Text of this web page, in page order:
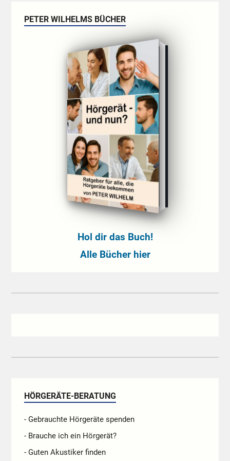
PETER WILHELMS BÜCHER
Hol dir das Buch!
Alle Bücher hier
HÖRGERÄTE-BERATUNG
- Gebrauchte Hörgeräte spenden
- Brauche ich ein Hörgerät?
- Guten Akustiker finden